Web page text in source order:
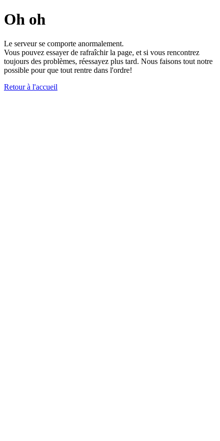
Oh oh
Le serveur se comporte anormalement.
Vous pouvez essayer de rafraîchir la page, et si vous rencontrez
toujours des problèmes, réessayez plus tard. Nous faisons tout notre
possible pour que tout rentre dans l'ordre!
Retour à l'accueil